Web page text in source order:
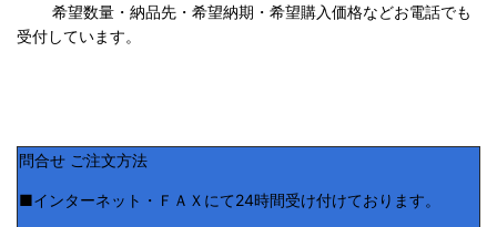
希望数量・納品先・希望納期・希望購入価格などお電話でも
受付しています。
問合せ ご注文方法
■インターネット・ＦＡＸにて24時間受け付けております。